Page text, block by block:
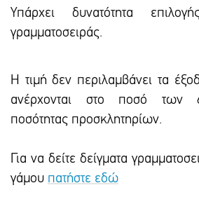
Υπάρxει δυνατότητα
γραμματοσειράς.
Η τιμή δεν περιλαμβάνει τα
ανέρχονται στο ποσό των
ποσότητας προσκλητηρίων.
Για να δείτε δείγματα
γάμου πατήστε εδώ